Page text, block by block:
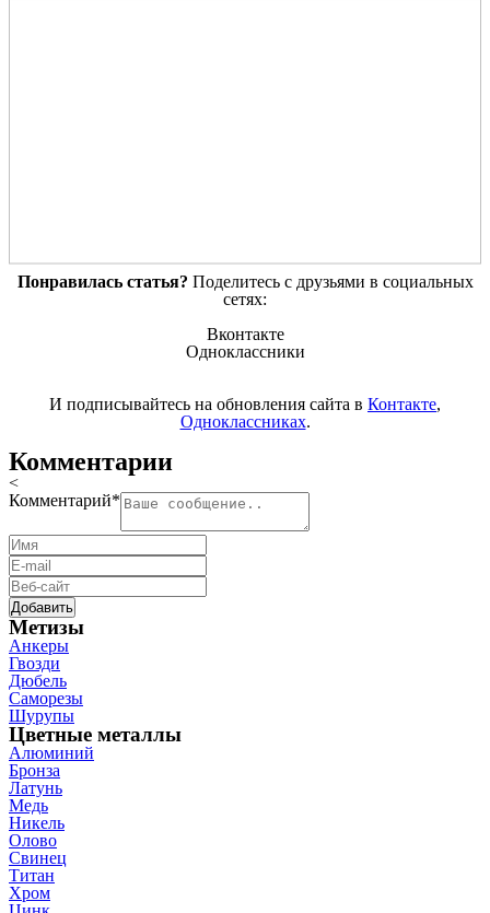
Понравилась статья? Поделитесь с друзьями в социальных
сетях:
Вконтакте
Одноклассники
И подписывайтесь на обновления сайта в Контакте,
Одноклассниках.
Комментарии
<
Комментарий*
Метизы
Анкеры
Гвозди
Дюбель
Саморезы
Шурупы
Цветные металлы
Алюминий
Бронза
Латунь
Медь
Никель
Олово
Свинец
Титан
Хром